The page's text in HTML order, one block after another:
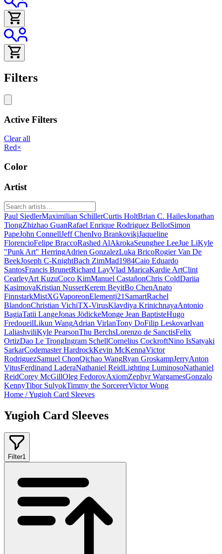
Filters
Active Filters
Clear all
Red×
Color
Artist
Paul SiedlerMaximilian SchillerCurtis HoltBrian C. HailesJonathan
TiongZhizhao GuanRafael Enrique Rodriguez BellotSimon
PapeJohn ConnellJeff ChenIvo BrankovikjJaqueline
FlorencioFelipe BraccoRashed AlAkrokaSeunghee LeeJue LiKyle
"Punk Art" HerringAdrien GonzalezLuka BricoRogier Van De
BeekJoseph C-KnightBach ZimMad1984Caio Eduardo
SantosFrancis BrunetRichard LayVlad MaricaKardie ArtClint
CearleyArt KuzuCoco KimManuel CastañonChris ColdDariia
KasimovaKristian NusserKerem BeyitBo ChenAnato
FinnstarkMistXGVaporeonElementj21SamartRachel
BlandonChristian VichiTX-VirusKlavdiya KrinichnayaAntonio
BagiaTatii LangeJonas JödickeMonge Jean BaptisteHugo
FredoueilLikun WangAdrian VirlanTony DoFilip LeskovarIvan
LaliashviliKyle PearsonThu BerchsLorenzo de SanctisFelix
OrtizDao Le TrongIngram SchellCornelius CockroftNino IsSatyaki
SarkarCodemaster HardrockKevin McKennaVictor
RodriguezSamuel ChonQichao WangRyan GroskampJerryAnton
VitusFerdinand LaderaNathaniel ReidLighting LuminosoNathaniel
ReidCorey McGillOleg FedorovAxiomZephyr WargamesGonzalo
KennyTibor SulyokTimmy the SorcererVictor Wong
Home /Yugioh Card Sleeves
Yugioh Card Sleeves
Filter1